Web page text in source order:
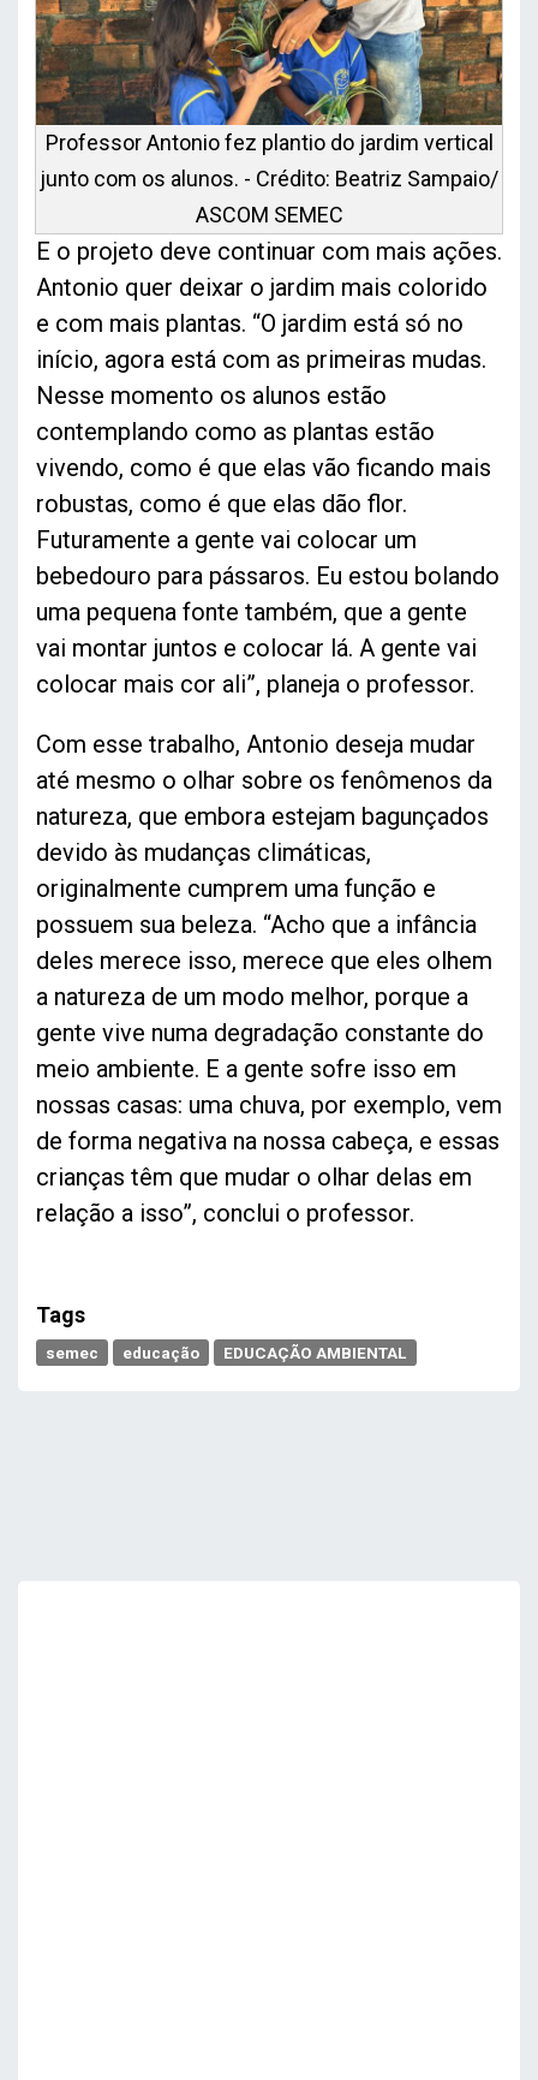
Professor Antonio fez plantio do jardim vertical
junto com os alunos. - Crédito: Beatriz Sampaio/
ASCOM SEMEC
E o projeto deve continuar com mais ações.
Antonio quer deixar o jardim mais colorido
e com mais plantas. “O jardim está só no
início, agora está com as primeiras mudas.
Nesse momento os alunos estão
contemplando como as plantas estão
vivendo, como é que elas vão ficando mais
robustas, como é que elas dão flor.
Futuramente a gente vai colocar um
bebedouro para pássaros. Eu estou bolando
uma pequena fonte também, que a gente
vai montar juntos e colocar lá. A gente vai
colocar mais cor ali”, planeja o professor.
Com esse trabalho, Antonio deseja mudar
até mesmo o olhar sobre os fenômenos da
natureza, que embora estejam bagunçados
devido às mudanças climáticas,
originalmente cumprem uma função e
possuem sua beleza. “Acho que a infância
deles merece isso, merece que eles olhem
a natureza de um modo melhor, porque a
gente vive numa degradação constante do
meio ambiente. E a gente sofre isso em
nossas casas: uma chuva, por exemplo, vem
de forma negativa na nossa cabeça, e essas
crianças têm que mudar o olhar delas em
relação a isso”, conclui o professor.
Tags
semec educação EDUCAÇÃO AMBIENTAL